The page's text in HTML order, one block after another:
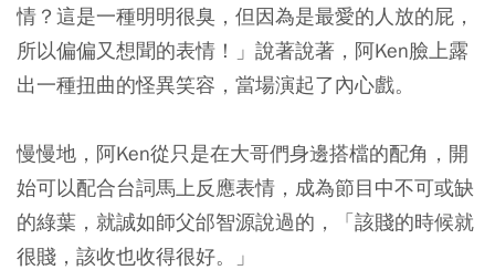
情？這是一種明明很臭，但因為是最愛的人放的屁，
所以偏偏又想聞的表情！」說著說著，阿Ken臉上露
出一種扭曲的怪異笑容，當場演起了內心戲。
慢慢地，阿Ken從只是在大哥們身邊搭檔的配角，開
始可以配合台詞馬上反應表情，成為節目中不可或缺
的綠葉，就誠如師父邰智源說過的，「該賤的時候就
很賤，該收也收得很好。」